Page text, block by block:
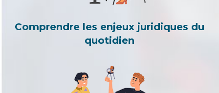
Comprendre les enjeux juridiques du
quotidien